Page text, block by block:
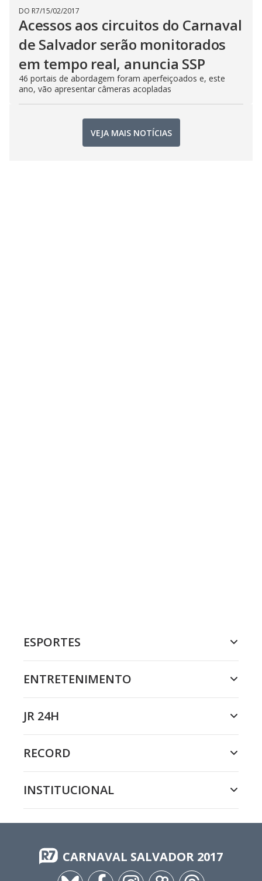
DO R7/15/02/2017
Acessos aos circuitos do Carnaval
de Salvador serão monitorados
em tempo real, anuncia SSP
46 portais de abordagem foram aperfeiçoados e, este
ano, vão apresentar câmeras acopladas
VEJA MAIS NOTÍCIAS
ESPORTES
ENTRETENIMENTO
JR 24H
RECORD
INSTITUCIONAL
CARNAVAL SALVADOR 2017